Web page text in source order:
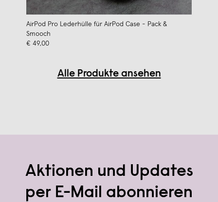
AirPod Pro Lederhülle für AirPod Case - Pack &
Smooch
€ 49,00
Alle Produkte ansehen
Aktionen und Updates
per E-Mail abonnieren